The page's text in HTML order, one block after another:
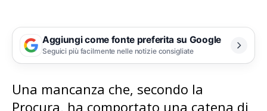
Aggiungi come fonte preferita su Google
Seguici più facilmente nelle notizie consigliate
Una mancanza che, secondo la
Procura, ha comportato una catena di